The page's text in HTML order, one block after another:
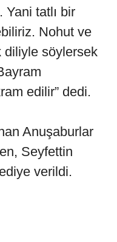
Yani tatlı bir
Nohut ve
diliyle söylersek
edilir” dedi.
Anuşaburlar
Seyfettin
verildi.